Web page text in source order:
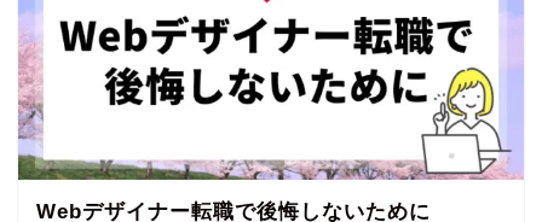
Webデザイナー転職で後悔しないために